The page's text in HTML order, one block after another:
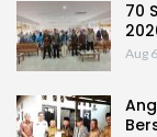
70
Aug